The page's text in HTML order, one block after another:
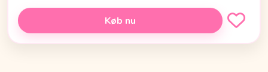
Køb nu